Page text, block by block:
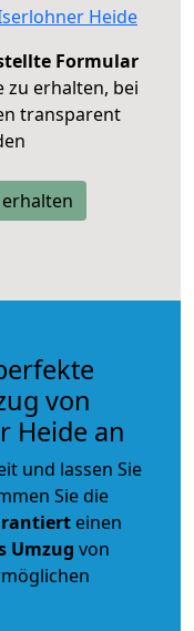
Heide
Formular
zu erhalten, bei
transparent
von
Heide an
und lassen Sie
Sie die
einen
Umzug von